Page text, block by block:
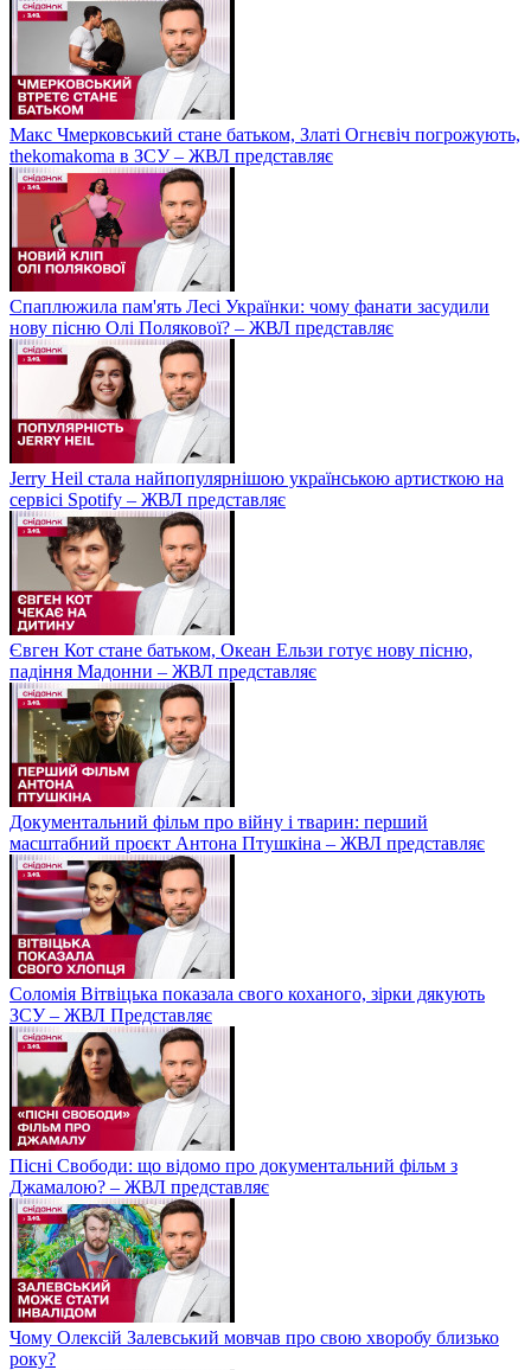
Макс Чмерковський стане батьком, Златі Огнєвіч погрожують,
thekomakoma в ЗСУ – ЖВЛ представляє
Спаплюжила пам'ять Лесі Українки: чому фанати засудили
нову пісню Олі Полякової? – ЖВЛ представляє
Jerry Heil стала найпопулярнішою українською артисткою на
сервісі Spotify – ЖВЛ представляє
Євген Кот стане батьком, Океан Ельзи готує нову пісню,
падіння Мадонни – ЖВЛ представляє
Документальний фільм про війну і тварин: перший
масштабний проєкт Антона Птушкіна – ЖВЛ представляє
Соломія Вітвіцька показала свого коханого, зірки дякують
ЗСУ – ЖВЛ Представляє
Пісні Свободи: що відомо про документальний фільм з
Джамалою? – ЖВЛ представляє
Чому Олексій Залевський мовчав про свою хворобу близько
року?